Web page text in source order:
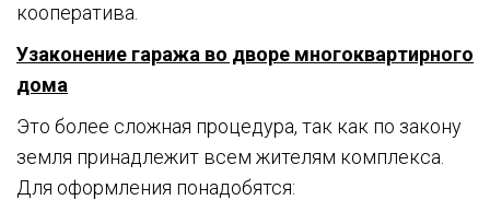
кооператива.
Узаконение гаража во дворе многоквартирного
дома
Это более сложная процедура, так как по закону
земля принадлежит всем жителям комплекса.
Для оформления понадобятся: